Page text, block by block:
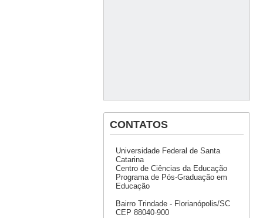
CONTATOS
Universidade Federal de Santa
Catarina
Centro de Ciências da Educação
Programa de Pós-Graduação em
Educação
Bairro Trindade - Florianópolis/SC
CEP 88040-900